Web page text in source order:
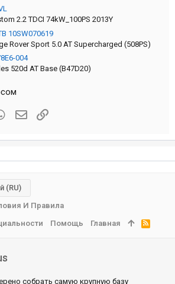
2.2 TDCI 74kW_100PS 2013Y
10SW070619
Rover Sport 5.0 AT Supercharged (508PS)
004
520d AT Base (B47D20)
WhatsAppЭлектронная почта
Ссылка
собрать самую крупную базу
(RU)
И Правила
Помощь Главная
R